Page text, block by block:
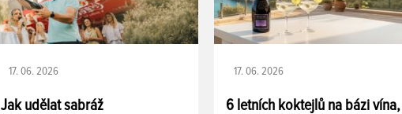
17. 06. 2026
Jak udělat sabráž
17. 06. 2026
6 letních koktejlů na bázi vína,